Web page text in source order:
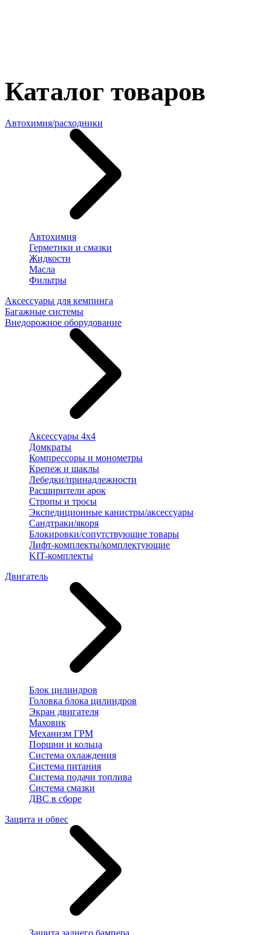
Каталог товаров
Автохимия/расходники
Автохимия
Герметики и смазки
Жидкости
Масла
Фильтры
Аксессуары для кемпинга
Багажные системы
Внедорожное оборудование
Аксессуары 4х4
Домкраты
Компрессоры и монометры
Крепеж и шаклы
Лебедки/принадлежности
Расширители арок
Стропы и тросы
Экспедиционные канистры/аксессуары
Сандтраки/якоря
Блокировки/сопутствующие товары
Лифт-комплекты/комплектующие
KIT-комплекты
Двигатель
Блок цилиндров
Головка блока цилиндров
Экран двигателя
Маховик
Механизм ГРМ
Поршни и кольца
Система охлаждения
Система питания
Система подачи топлива
Система смазки
ДВС в сборе
Защита и обвес